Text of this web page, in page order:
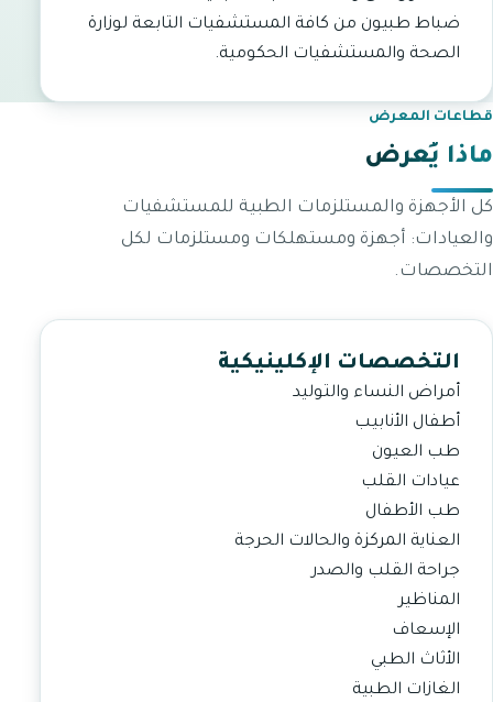
ضباط طبيون من كافة المستشفيات التابعة لوزارة
الصحة والمستشفيات الحكومية.
قطاعات المعرض
ماذا يُعرض
كل الأجهزة والمستلزمات الطبية للمستشفيات
والعيادات: أجهزة ومستهلكات ومستلزمات لكل
التخصصات.
التخصصات الإكلينيكية
أمراض النساء والتوليد
أطفال الأنابيب
طب العيون
عيادات القلب
طب الأطفال
العناية المركزة والحالات الحرجة
جراحة القلب والصدر
المناظير
الإسعاف
الأثاث الطبي
الغازات الطبية